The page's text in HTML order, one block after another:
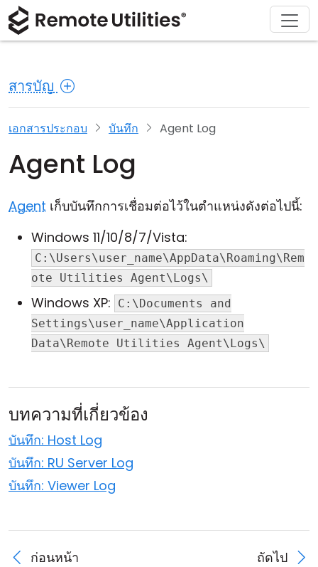
สารบัญ
เอกสารประกอบ บันทึก Agent Log
Agent Log
Agent เก็บบันทึกการเชื่อมต่อไว้ในตำแหน่งดังต่อไปนี้:
Windows 11/10/8/7/Vista:
C:\Users\user_name\AppData\Roaming\Rem
ote Utilities Agent\Logs\
Windows XP:
C:\Documents and
Settings\user_name\Application
Data\Remote Utilities Agent\Logs\
บทความที่เกี่ยวข้อง
บันทึก: Host Log
บันทึก: RU Server Log
บันทึก: Viewer Log
ก่อนหน้า
ถัดไป
ผลิตภัณฑ์
ความปลอดภัย
ภาพหน้าจอ
หมายเหตุประจำรุ่น
โหมดการเชื่อมต่อ
การเข้าถึงแบบไม่ต้องดูแล
การสนับสนุน Active Directory
การกำหนดค่า MSI
คลาวด์ & ออน-พรีมิส
โซลูชัน
การผลิตและการค้าปลีก
การดูแลสุขภาพ
การศึกษาและรัฐบาล
เทคโนโลยีสารสนเทศ
ดาวน์โหลด
macOS
Linux
iOS/Android
ซื้อ
ผู้ช่วยใบอนุญาต
อัปเกรดใบอนุญาตของคุณ
สนับสนุน
เอกสารประกอบ
ฐานความรู้
เกี่ยวกับ
ห้องข่าว
เขียนรีวิว